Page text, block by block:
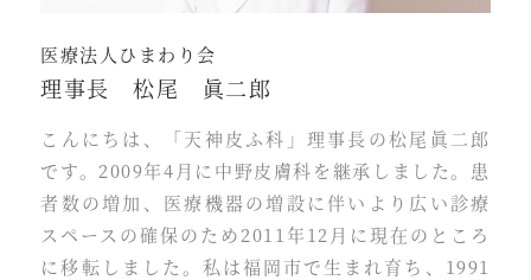
医療法人ひまわり会
理事長 松尾 眞二郎
こんにちは、「天神皮ふ科」理事長の松尾眞二郎
です。2009年4月に中野皮膚科を継承しました。患
者数の増加、医療機器の増設に伴いより広い診療
スペースの確保のため2011年12月に現在のところ
に移転しました。私は福岡市で生まれ育ち、1991